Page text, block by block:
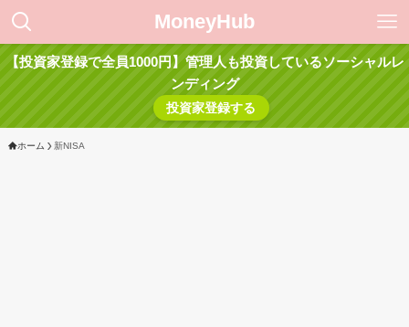
MoneyHub
【投資家登録で全員1000円】管理人も投資しているソーシャルレ
ンディング
投資家登録する
ホーム 新NISA